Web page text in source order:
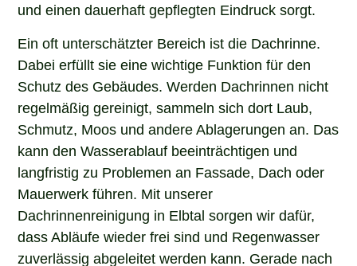
und einen dauerhaft gepflegten Eindruck sorgt.
Ein oft unterschätzter Bereich ist die Dachrinne.
Dabei erfüllt sie eine wichtige Funktion für den
Schutz des Gebäudes. Werden Dachrinnen nicht
regelmäßig gereinigt, sammeln sich dort Laub,
Schmutz, Moos und andere Ablagerungen an. Das
kann den Wasserablauf beeinträchtigen und
langfristig zu Problemen an Fassade, Dach oder
Mauerwerk führen. Mit unserer
Dachrinnenreinigung in Elbtal sorgen wir dafür,
dass Abläufe wieder frei sind und Regenwasser
zuverlässig abgeleitet werden kann. Gerade nach